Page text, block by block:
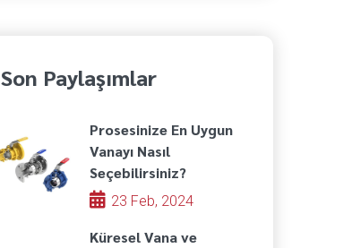
Son Paylaşımlar
Prosesinize En Uygun
Vanayı Nasıl
Seçebilirsiniz?
23 Feb, 2024
Küresel Vana ve